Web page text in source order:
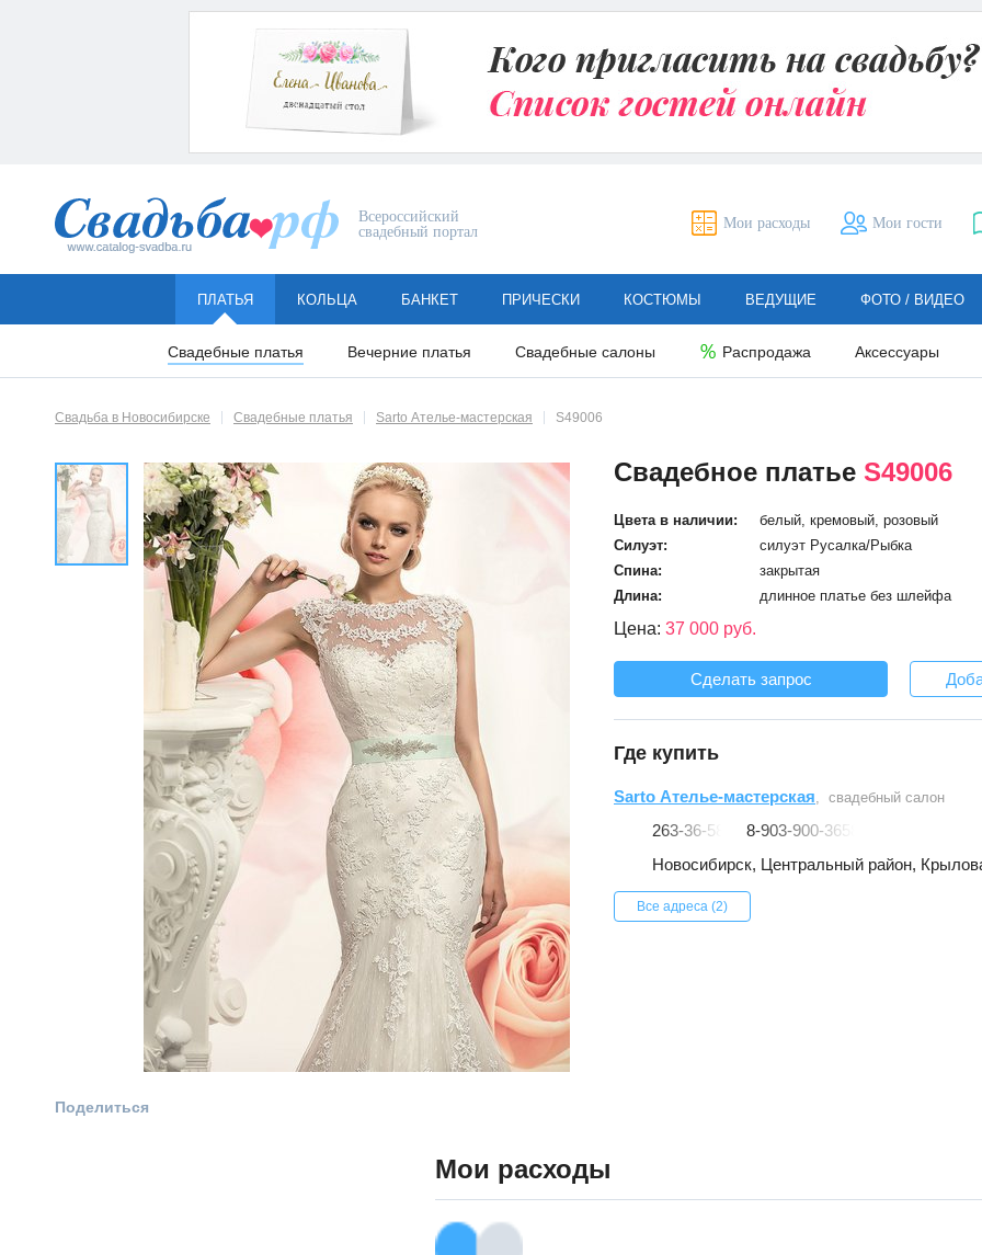
Всероссийский
свадебный портал
Мои расходы Мои гости
ПЛАТЬЯ
Свадебные платья Вечерние платья Свадебные салоны Распродажа Аксессуары
КОЛЬЦА БАНКЕТ ПРИЧЕСКИ КОСТЮМЫ ВЕДУЩИЕ ФОТО / ВИДЕО
Свадьба в Новосибирске Свадебные платья Sarto Ателье-мастерская S49006
Поделиться
Свадебное платье S49006
Цвета в наличии:
белый, кремовый, розовый
Силуэт:
силуэт Русалка/Рыбка
Спина:
закрытая
Длина:
длинное платье без шлейфа
Цена: 37 000 руб.
Сделать запрос
Где купить
Sarto Ателье-мастерская, свадебный салон
263-36-58
8-903-900-3658
Новосибирск, Центральный район,
Все адреса (2)
Мои расходы